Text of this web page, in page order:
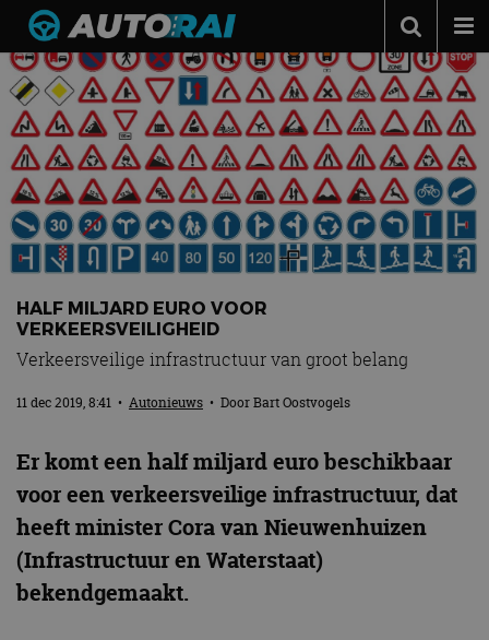
Autonieuws
Podcast
Autotests
Automerken
Adverteren
Contact
MotorRAI.nl
HALF MILJARD EURO VOOR
VERKEERSVEILIGHEID
Verkeersveilige infrastructuur van groot belang
11 dec 2019, 8:41 • Autonieuws • DoorBart Oostvogels
Er komt een half miljard euro beschikbaar
voor een verkeersveilige infrastructuur, dat
heeft minister Cora van Nieuwenhuizen
(Infrastructuur en Waterstaat)
bekendgemaakt.